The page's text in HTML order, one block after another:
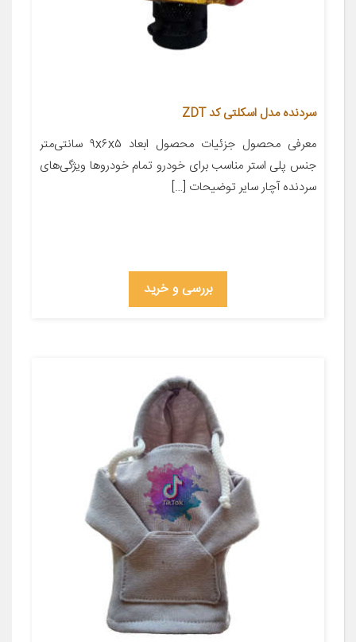
سردنده مدل اسکلتی کد ZDT
معرفی محصول جزئیات محصول ابعاد ۹x۶x۵ سانتی‌متر
جنس پلی استر مناسب برای خودرو تمام خودروها ویژگی‌های
سردنده آچار سایر توضیحات […]
بررسی و خرید